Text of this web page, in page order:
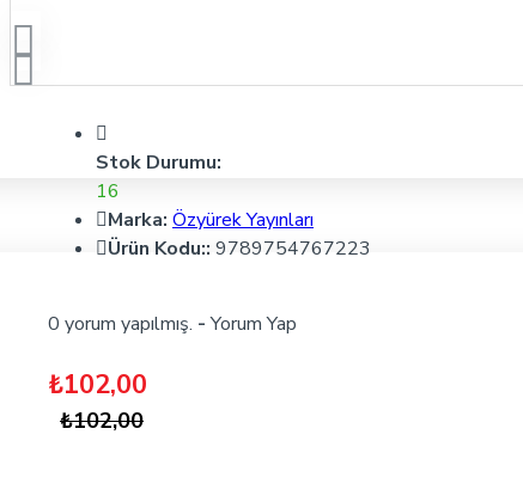
Stok Durumu:
16
Marka: Özyürek Yayınları
Ürün Kodu:: 9789754767223
0 yorum yapılmış. - Yorum Yap
₺102,00
₺102,00